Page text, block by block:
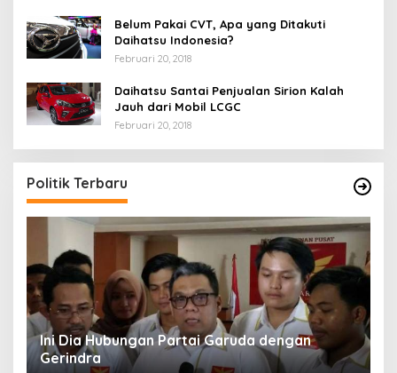
Belum Pakai CVT, Apa yang Ditakuti
Daihatsu Indonesia?
Februari 20, 2018
Daihatsu Santai Penjualan Sirion Kalah
Jauh dari Mobil LCGC
Februari 20, 2018
Politik Terbaru
Ini Dia Hubungan Partai Garuda dengan
Gerindra